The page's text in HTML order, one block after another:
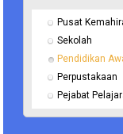
Pusat
Sekolah
Pendidikan
Perpustakaan
Pejabat